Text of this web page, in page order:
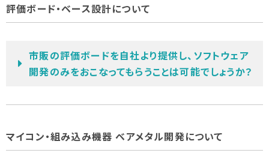
評価ボード・ベース設計について
市販の評価ボードを自社より提供し、ソフトウェア
開発のみをおこなってもらうことは可能でしょうか？
マイコン・組み込み機器 ベアメタル開発について